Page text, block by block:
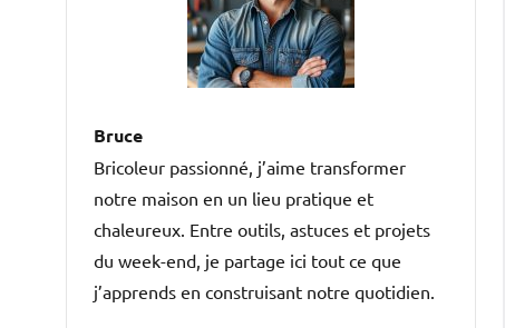
Bruce
Bricoleur passionné, j’aime transformer
notre maison en un lieu pratique et
chaleureux. Entre outils, astuces et projets
du week-end, je partage ici tout ce que
j’apprends en construisant notre quotidien.